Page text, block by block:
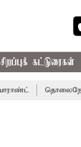
சிறப்புக் கட்டுரைகள்
தொலைநோக்கு